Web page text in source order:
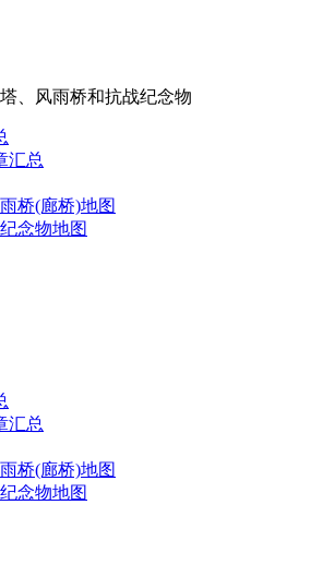
、风雨桥和抗战纪念物
汇总
桥(廊桥)地图
念物地图
汇总
桥(廊桥)地图
念物地图